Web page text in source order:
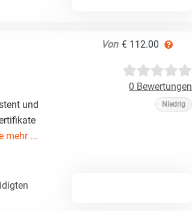
Von € 112.00
0 Bewertungen
Niedrig
und
mehr ...